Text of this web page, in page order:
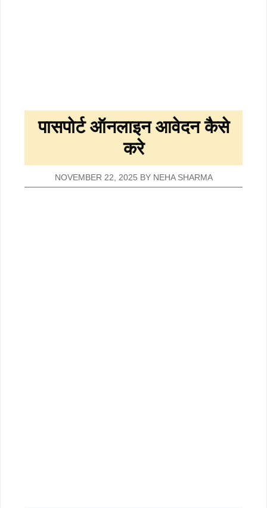
पासपोर्ट ऑनलाइन आवेदन कैसे
करे
NOVEMBER 22, 2025 BY NEHA SHARMA